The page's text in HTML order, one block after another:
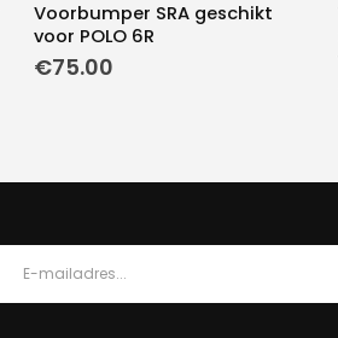
Voorbumper SRA geschikt
voor POLO 6R
€75.00